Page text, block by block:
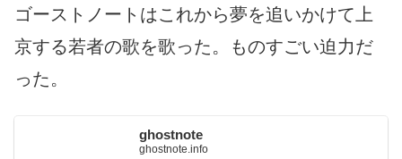
ゴーストノートはこれから夢を追いかけて上
京する若者の歌を歌った。ものすごい迫力だ
った。
ghostnote
ghostnote.info